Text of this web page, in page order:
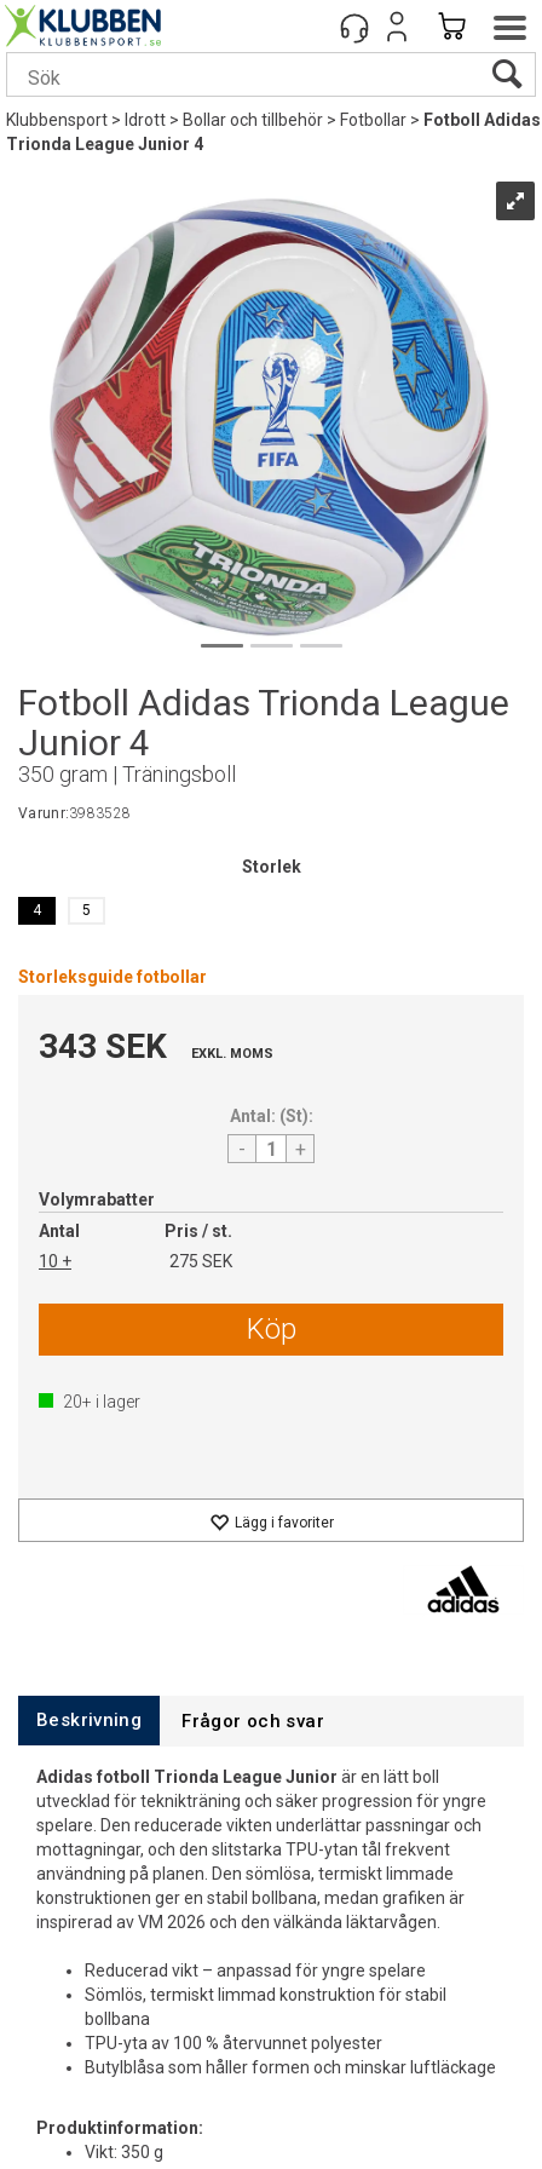
Klubbensport> Idrott>Bollar och tillbehör>Fotbollar> Fotboll Adidas
Trionda League Junior 4
Fotboll Adidas Trionda League
Junior 4
350 gram | Träningsboll
Varunr:3983528
Storlek
4 5
Storleksguide fotbollar
343 SEK EXKL. MOMS
Antal: (St):
- +
Volymrabatter
Antal
Pris / st.
10 +
275 SEK
Köp
20+ i lager
Lägg i favoriter
Beskrivning Frågor och svar
Adidas fotboll Trionda League Junior är en lätt boll
utvecklad för teknikträning och säker progression för yngre
spelare. Den reducerade vikten underlättar passningar och
mottagningar, och den slitstarka TPU-ytan tål frekvent
användning på planen. Den sömlösa, termiskt limmade
konstruktionen ger en stabil bollbana, medan grafiken är
inspirerad av VM 2026 och den välkända läktarvågen.
Reducerad vikt – anpassad för yngre spelare
Sömlös, termiskt limmad konstruktion för stabil
bollbana
TPU-yta av 100 % återvunnet polyester
Butylblåsa som håller formen och minskar luftläckage
Produktinformation:
Vikt: 350 g